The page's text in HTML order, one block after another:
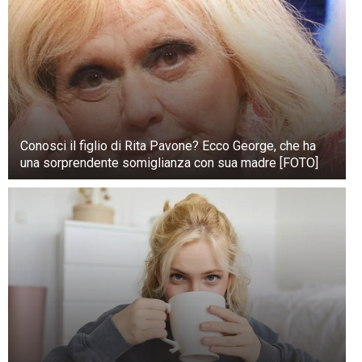
Conosci il figlio di Rita Pavone? Ecco George, che ha
una sorprendente somiglianza con sua madre [FOTO]